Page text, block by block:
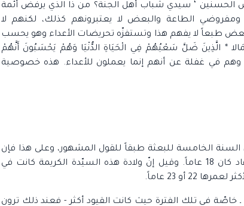
الحسنين ‘ سيدي شباب أهل الجنة؟ من ذا الذي يرفض أئمة
ومفروضي الطاعة والبعض لا يعتبرونهم كذلك، لكنهم لا
طبعاً لا يفهم هذا وتستفزّه تحريضات الأعداء وهو يحسب
* الَّذِينَ ضَلَّ سَعْيُهُمْ فِي الْحَيَاةِ الدُّنْيَا وَهُمْ يَحْسَبُونَ أَنَّهُمْ
خيراً وهم في غفلة عن أنهم إنما يعملون للأعداء. هذه خصوصية
السنة الخامسة للبعثة طبقاً للقول المشهور، وعلى هذا فإن
عمر فاطمة الزهراء(عليها السلام) حين الاستشهاد كان 18 عاماً. وقيل إنّ ولادة هذه السيّدة الكريمة كانت في
أو 23 عاماً.
ـ خاصّة في تلك الفترة حيث كانت القيود أكثر - فعند ذلك ترون